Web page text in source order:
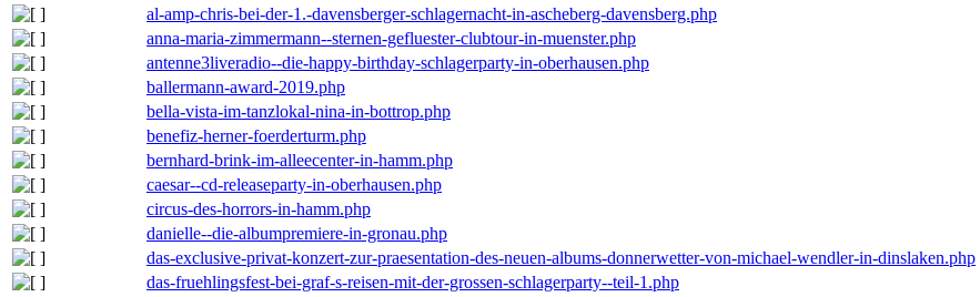
al-amp-chris-bei-der-1.-davensberger-schlagernacht-in-ascheberg-davensberg.php
anna-maria-zimmermann--sternen-gefluester-clubtour-in-muenster.php
antenne3liveradio--die-happy-birthday-schlagerparty-in-oberhausen.php
ballermann-award-2019.php
bella-vista-im-tanzlokal-nina-in-bottrop.php
benefiz-herner-foerderturm.php
bernhard-brink-im-alleecenter-in-hamm.php
caesar--cd-releaseparty-in-oberhausen.php
circus-des-horrors-in-hamm.php
danielle--die-albumpremiere-in-gronau.php
das-exclusive-privat-konzert-zur-praesentation-des-neuen-albums-donnerwetter-von-michael-wendler-in-dinslaken.php
das-fruehlingsfest-bei-graf-s-reisen-mit-der-grossen-schlagerparty--teil-1.php